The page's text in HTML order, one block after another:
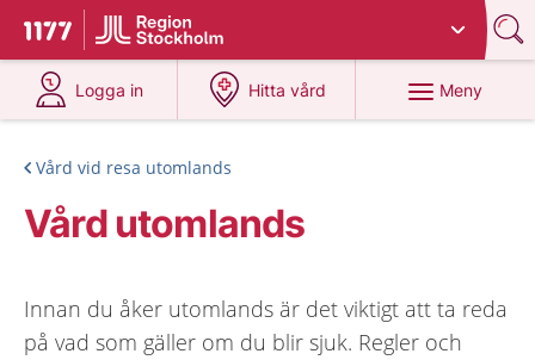
Till startsidan för 1177
Du har valt region
Logga in
på 1177.se
Hitta vård
på 1177.se
Meny
Vård vid resa utomlands
Vård utomlands
Innan du åker utomlands är det viktigt att ta reda
på vad som gäller om du blir sjuk. Regler och